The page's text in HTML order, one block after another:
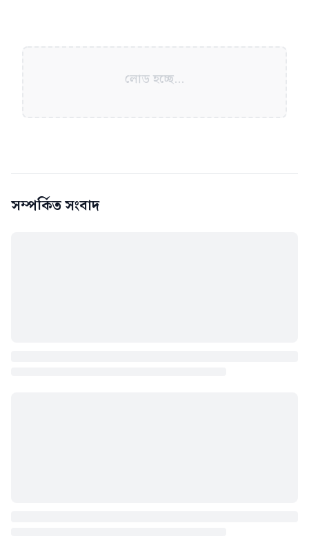
লোড হচ্ছে...
সম্পর্কিত সংবাদ